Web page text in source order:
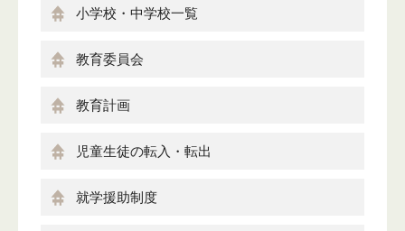
小学校・中学校一覧
教育委員会
教育計画
児童生徒の転入・転出
就学援助制度